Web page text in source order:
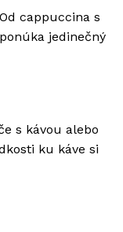
cappuccina s
jedinečný
s kávou alebo
ku káve si